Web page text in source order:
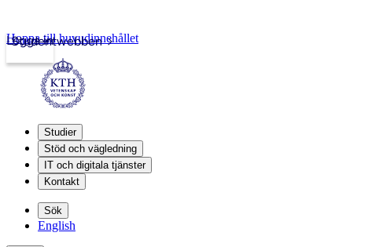
Studentwebben
Logga in
Hoppa till huvudinnehållet
Studier
Stöd och vägledning
IT och digitala tjänster
Kontakt
Sök
English